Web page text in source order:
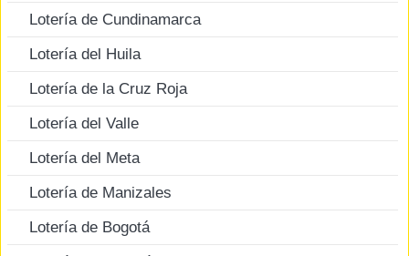
Lotería de Cundinamarca
Lotería del Huila
Lotería de la Cruz Roja
Lotería del Valle
Lotería del Meta
Lotería de Manizales
Lotería de Bogotá